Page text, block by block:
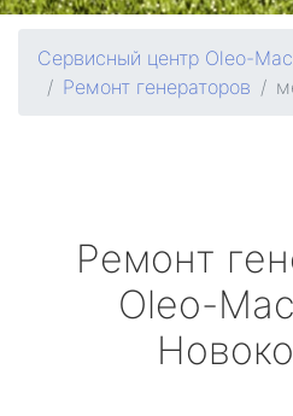
Сервисный центр Oleo-Mac
Ремонт генераторов
Ремонт
Oleo-Mac